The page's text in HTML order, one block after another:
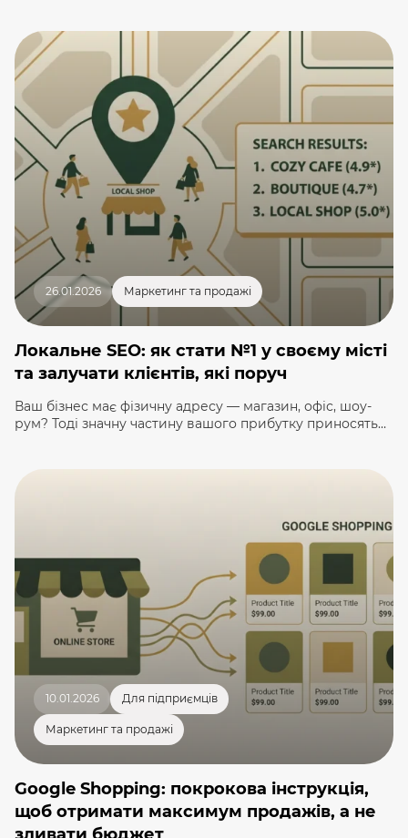
витрачають години на логістику замість продажів.
Якщо ви щодня думаєте: «Де взяти більше місця на
складі?», час серйозно розібратися, що таке
фулфілмент і чи виправдана ця інвестиція для […]
26.01.2026 Маркетинг та продажі
Локальне SEO: як стати №1 у своєму місті
та залучати клієнтів, які поруч
Ваш бізнес має фізичну адресу — магазин, офіс, шоу-
рум? Тоді значну частину вашого прибутку приносять
Google показувати саме вас, коли людина гуглить
кав’ярня поруч, магазин одягу в Чернівцях або ремонт
10.01.2026 Для підприємців
Маркетинг та продажі
Google Shopping: покрокова інструкція,
щоб отримати максимум продажів, а не
зливати бюджет